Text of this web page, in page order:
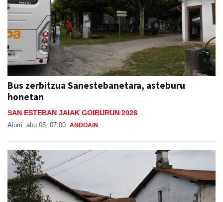
Bus zerbitzua Sanestebanetara, asteburu
honetan
SAN ESTEBAN JAIAK GOIBURUN 2026
Aiurri abu 05, 07:00 ANDOAIN